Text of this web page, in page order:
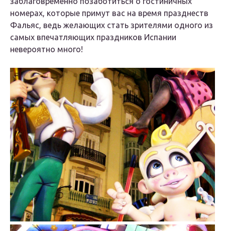
номерах, которые примут вас на время празднеств
Фальяс, ведь желающих стать зрителями одного из
самых впечатляющих праздников Испании
невероятно много!